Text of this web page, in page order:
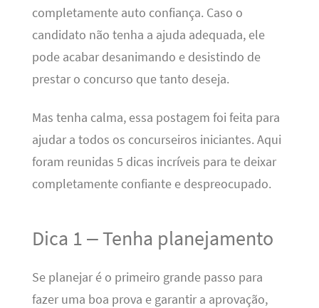
completamente auto confiança. Caso o
candidato não tenha a ajuda adequada, ele
pode acabar desanimando e desistindo de
prestar o concurso que tanto deseja.
Mas tenha calma, essa postagem foi feita para
ajudar a todos os concurseiros iniciantes. Aqui
foram reunidas 5 dicas incríveis para te deixar
completamente confiante e despreocupado.
Dica 1 – Tenha planejamento
Se planejar é o primeiro grande passo para
fazer uma boa prova e garantir a aprovação,